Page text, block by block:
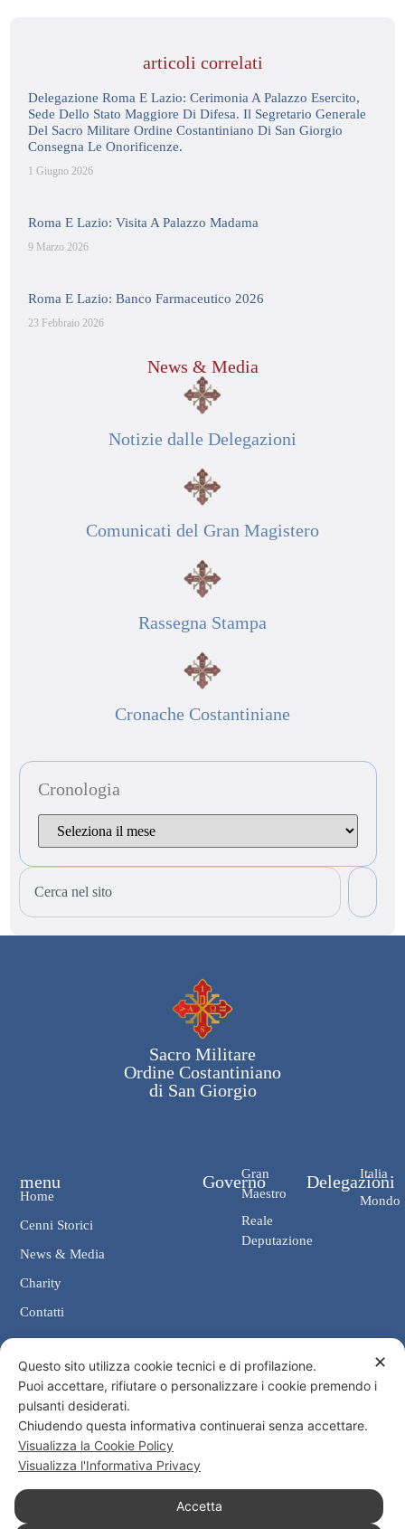
articoli correlati
Delegazione Roma E Lazio: Cerimonia A Palazzo Esercito,
Sede Dello Stato Maggiore Di Difesa. Il Segretario Generale
Del Sacro Militare Ordine Costantiniano Di San Giorgio
Consegna Le Onorificenze.
1 Giugno 2026
Roma E Lazio: Visita A Palazzo Madama
9 Marzo 2026
Roma E Lazio: Banco Farmaceutico 2026
23 Febbraio 2026
News & Media
Notizie dalle Delegazioni
Comunicati del Gran Magistero
Rassegna Stampa
Cronache Costantiniane
Cronologia
Sacro Militare
Ordine Costantiniano
di San Giorgio
Governo
Gran
Maestro
Reale
Deputazione
Delegazioni
Italia
Mondo
menu
Home
Cenni Storici
News & Media
Charity
Contatti
Contatti
Cancelleria: Via Giosuè Carducci, 4 00187 Roma
eMail: cancelleria@ordine-costantiniano.it
Tel. +39 06 47.41.190 +39 06 48.19.401
Social
✕
Questo sito utilizza cookie tecnici e di profilazione.
Puoi accettare, rifiutare o personalizzare i cookie premendo i
pulsanti desiderati.
Chiudendo questa informativa continuerai senza accettare.
Visualizza la Cookie Policy
Visualizza l'Informativa Privacy
Accetta